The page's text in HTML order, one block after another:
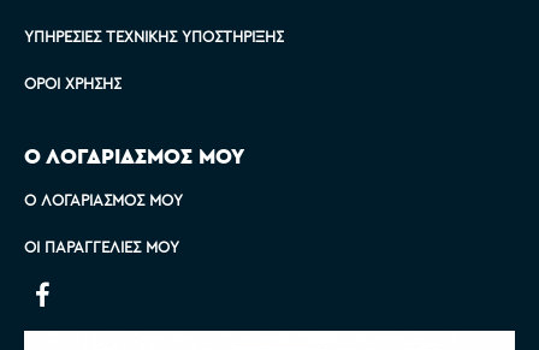
ΥΠΗΡΕΣΊΕΣ ΤΕΧΝΙΚΉΣ ΥΠΟΣΤΉΡΙΞΗΣ
ΌΡΟΙ ΧΡΉΣΗΣ
Ο ΛΟΓΑΡΙΑΣΜΟΣ ΜΟΥ
Ο ΛΟΓΑΡΙΑΣΜΌΣ ΜΟΥ
ΟΙ ΠΑΡΑΓΓΕΛΊΕΣ ΜΟΥ